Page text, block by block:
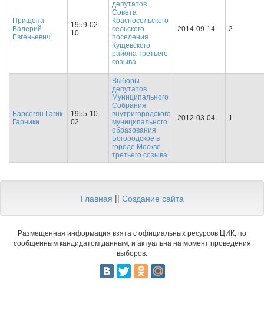
Прищепа
Валерий
Евгеньевич
1959-02-
10
депутатов
Совета
Красносельского
сельского
поселения
Кущевского
района третьего
созыва
2014-09-14 2
Барсегян Гагик
Гарники
1955-10-
02
Выборы
депутатов
Муниципального
Cобрания
внутригородского
муниципального
образования
Богородское в
городе Москве
третьего созыва
2012-03-04 1
Главная || Создание сайта
Размещенная информация взята с официальных ресурсов ЦИК, по
сообщенным кандидатом данным, и актуальна на момент проведения
выборов.